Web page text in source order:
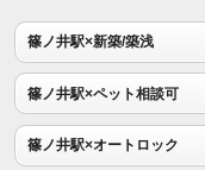
篠ノ井駅×新築/築浅
篠ノ井駅×ペット相談可
篠ノ井駅×オートロック